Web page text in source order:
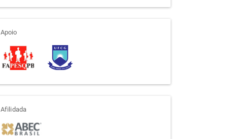
apoio
Apoio
afiliada
Afilidada